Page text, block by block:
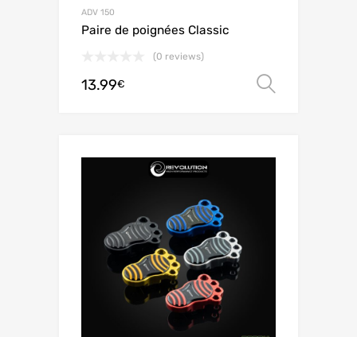
ADV 150
Paire de poignées Classic
(0 reviews)
13.99€